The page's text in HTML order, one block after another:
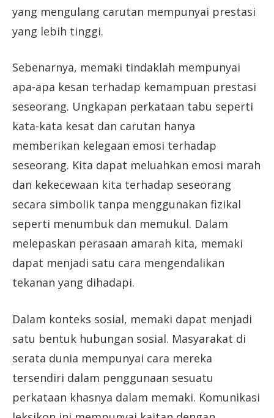
yang mengulang carutan mempunyai prestasi
yang lebih tinggi.
Sebenarnya, memaki tindaklah mempunyai
apa-apa kesan terhadap kemampuan prestasi
seseorang. Ungkapan perkataan tabu seperti
kata-kata kesat dan carutan hanya
memberikan kelegaan emosi terhadap
seseorang. Kita dapat meluahkan emosi marah
dan kekecewaan kita terhadap seseorang
secara simbolik tanpa menggunakan fizikal
seperti menumbuk dan memukul. Dalam
melepaskan perasaan amarah kita, memaki
dapat menjadi satu cara mengendalikan
tekanan yang dihadapi.
Dalam konteks sosial, memaki dapat menjadi
satu bentuk hubungan sosial. Masyarakat di
serata dunia mempunyai cara mereka
tersendiri dalam penggunaan sesuatu
perkataan khasnya dalam memaki. Komunikasi